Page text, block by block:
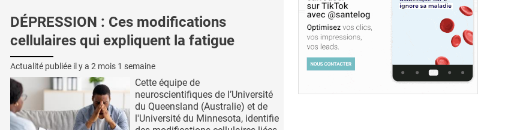
DÉPRESSION : Ces modifications
cellulaires qui expliquent la fatigue
Actualité publiée il y a 2 mois 1 semaine
Cette équipe de
neuroscientifiques de l’Université
du Queensland (Australie) et de
l'Université du Minnesota, identifie